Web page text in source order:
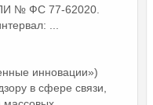
ПИ № ФС 77-62020.
...
инновации»)
в сфере связи,